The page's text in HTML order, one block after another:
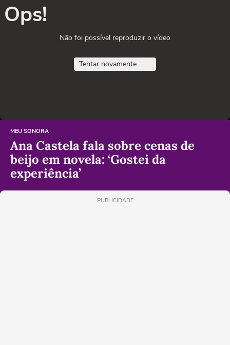
Ops!
Não foi possível reproduzir o vídeo
Tentar novamente
MEU SONORA
Ana Castela fala sobre cenas de
beijo em novela: ‘Gostei da
experiência’
PUBLICIDADE